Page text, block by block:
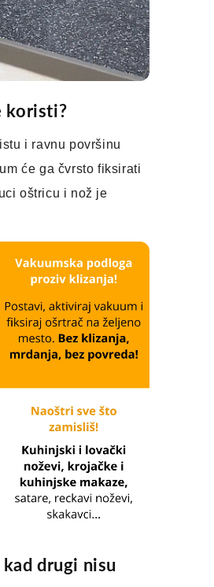
koristi?
i ravnu površinu
će ga čvrsto fiksirati
oštricu i nož je
drugi nisu